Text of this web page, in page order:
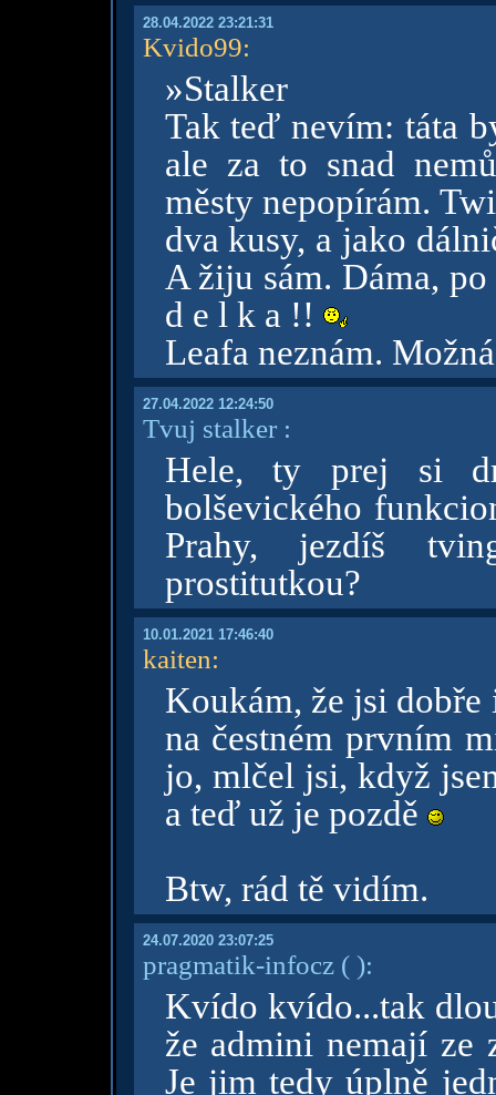
28.04.2022 23:21:31
Kvido99:
»Stalker
Tak teď nevím: táta
ale za to snad
městy nepopírám.
dva kusy, a jako
A žiju sám. Dáma,
d e l k a !!
Leafa neznám.
27.04.2022 12:24:50
Tvuj stalker :
Hele, ty prej si
bolševického
Prahy, jezdíš
prostitutkou?
10.01.2021 17:46:40
kaiten:
Koukám, že jsi
na čestném prvním
jo, mlčel jsi, když
a teď už je pozdě
Btw, rád tě vidím.
24.07.2020 23:07:25
pragmatik-infocz( ):
Kvído kvído...tak
že admini nemají ze
Je jim tedy úplně